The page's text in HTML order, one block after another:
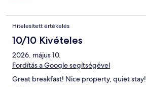
Hitelesített értékelés
10/10 Kivételes
2026. május 10.
Fordítás a Google segítségével
Great breakfast! Nice property, quiet stay!